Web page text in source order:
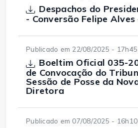
Despachos do
- Conversão Felipe
Publicado em 22/08/2025 - 17h45
Boeltim Oficial 035-
de Convocação do
Sessão de Posse da
Diretora
Publicado em 07/08/2025 - 16h10